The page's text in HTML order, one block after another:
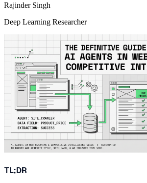
Rajinder Singh
Deep Learning Researcher
TL;DR